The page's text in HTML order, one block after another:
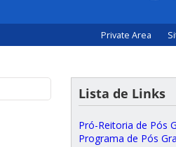
Private Area
Lista de Links
Pró-Reitoria de Pós
Programa de Pós